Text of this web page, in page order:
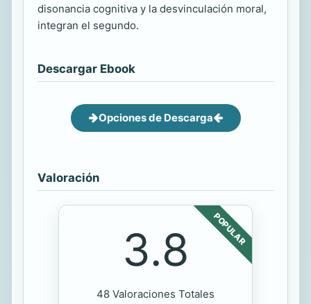
disonancia cognitiva y la desvinculación moral,
integran el segundo.
Descargar Ebook
Opciones de Descarga
Valoración
POPULAR
3.8
48 Valoraciones Totales